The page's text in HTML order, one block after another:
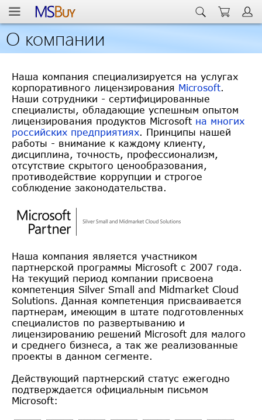
О компании
Наша компания специализируется на услугах
корпоративного лицензирования Microsoft.
Наши сотрудники - сертифицированные
специалисты, обладающие успешным опытом
лицензирования продуктов Microsoft на многих
российских предприятиях. Принципы нашей
работы - внимание к каждому клиенту,
дисциплина, точность, профессионализм,
отсутствие скрытого ценообразования,
противодействие коррупции и строгое
соблюдение законодательства.
Наша компания является участником
партнерской программы Microsoft с 2007 года.
На текущий период компании присвоена
компетенция Silver Small and Midmarket Cloud
Solutions. Данная компетенция присваивается
партнерам, имеющим в штате подготовленных
специалистов по развертыванию и
лицензированию решений Microsoft для малого
и среднего бизнеса, а так же реализованные
проекты в данном сегменте.
Действующий партнерский статус ежегодно
подтверждается официальным письмом
Microsoft: